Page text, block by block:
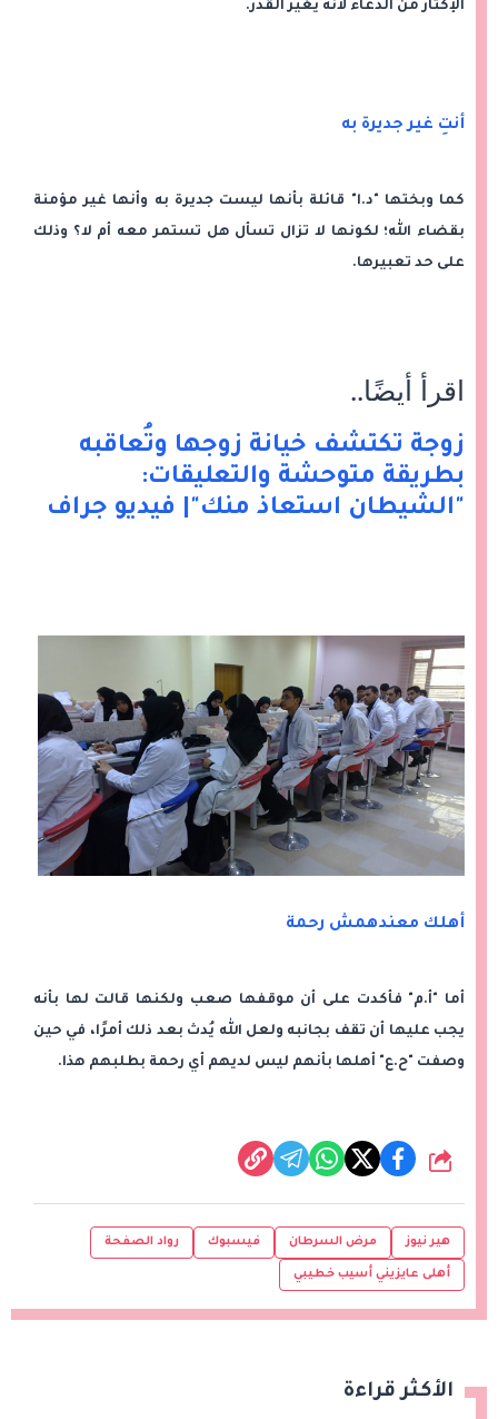
الإكثار من الدعاء لأنه يُغير القدر.
أنتِ غير جديرة به
كما وبختها "د.ا" قائلة بأنها ليست جديرة به وأنها غير مؤمنة
بقضاء الله؛ لكونها لا تزال تسأل هل تستمر معه أم لا؟ وذلك
على حد تعبيرها.
اقرأ أيضًا..
زوجة تكتشف خيانة زوجها وتُعاقبه
بطريقة متوحشة والتعليقات:
"الشيطان استعاذ منك"| فيديو جراف
أهلك معندهمش رحمة
أما "أ.م" فأكدت على أن موقفها صعب ولكنها قالت لها بأنه
يجب عليها أن تقف بجانبه ولعل الله يُدث بعد ذلك أمرًا، في حين
وصفت "ح.ع" أهلها بأنهم ليس لديهم أي رحمة بطلبهم هذا.
شارك
هير نيوز مرض السرطان فيسبوك رواد الصفحة
أهلى عايزيني أسيب خطيبي
الأكثر قراءة